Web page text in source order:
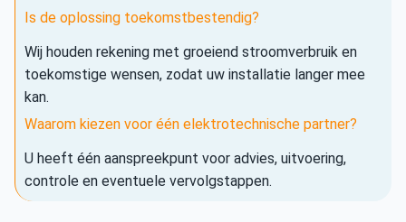
Is de oplossing toekomstbestendig?
Wij houden rekening met groeiend stroomverbruik en
toekomstige wensen, zodat uw installatie langer mee
kan.
Waarom kiezen voor één elektrotechnische partner?
U heeft één aanspreekpunt voor advies, uitvoering,
controle en eventuele vervolgstappen.